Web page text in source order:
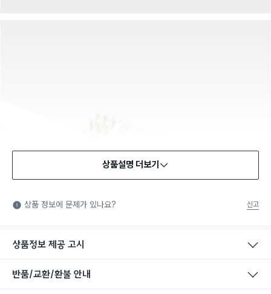
상품설명 더보기
상품 정보에 문제가 있나요? 신고
상품정보 제공 고시
반품/교환/환불 안내